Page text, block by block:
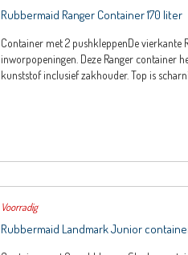
Rubbermaid Ranger Container 170 liter
Container met 2 pushkleppenDe vierkante
inworpopeningen. Deze Ranger container
kunststof inclusief zakhouder. Top is
Voorradig
Rubbermaid Landmark Junior